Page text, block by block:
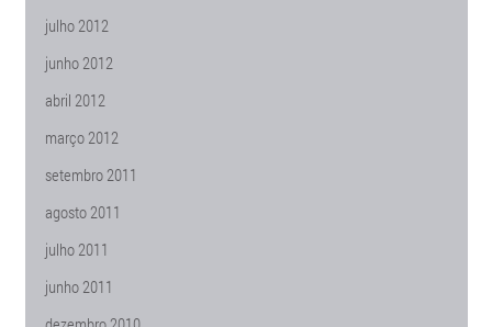
julho 2012
junho 2012
abril 2012
março 2012
setembro 2011
agosto 2011
julho 2011
junho 2011